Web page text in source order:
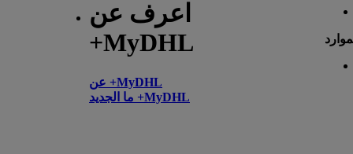
اعرف عن
+MyDHL
عن +MyDHL
ما الجديد +MyDHL